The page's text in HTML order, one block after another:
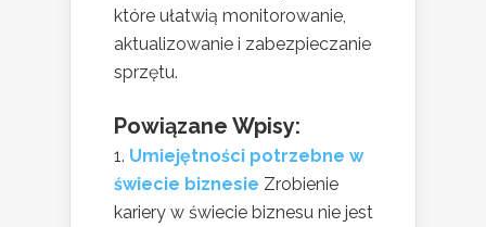
które ułatwią monitorowanie,
aktualizowanie i zabezpieczanie
sprzętu.
Powiązane Wpisy:
Umiejętności potrzebne w
świecie biznesie Zrobienie
kariery w świecie biznesu nie jest